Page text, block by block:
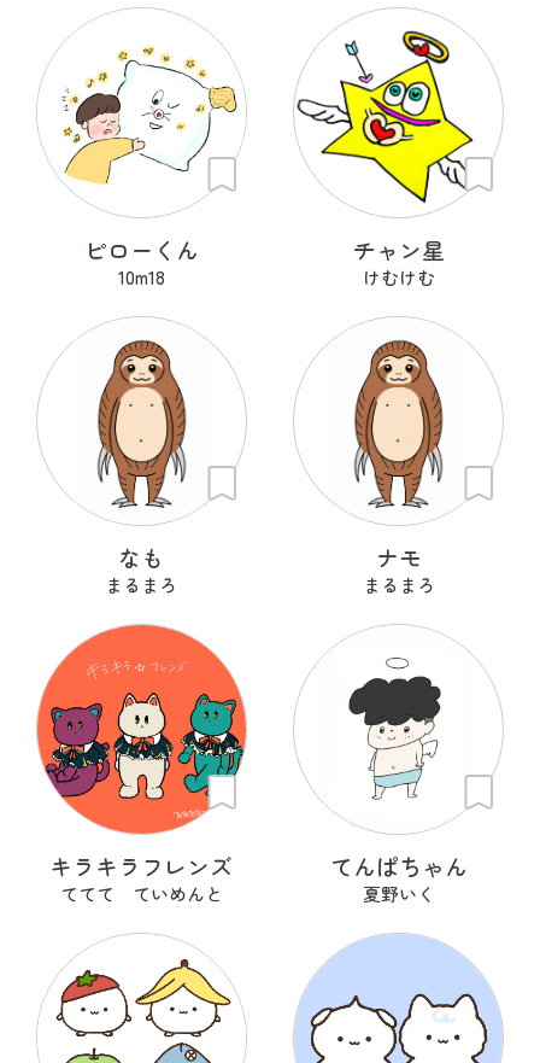
ピローくん
10m18
チャン星
けむけむ
なも
まるまろ
ナモ
まるまろ
キラキラフレンズ
ててて ていめんと
てんぱちゃん
夏野いく